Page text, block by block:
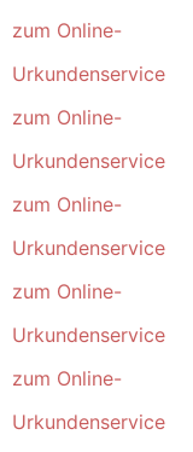
zum Online-
Urkundenservice
zum Online-
Urkundenservice
zum Online-
Urkundenservice
zum Online-
Urkundenservice
zum Online-
Urkundenservice